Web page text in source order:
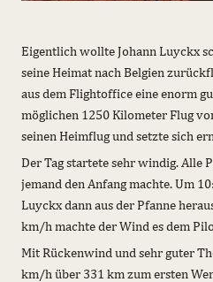
Eigentlich wollte Johann Luyckx
seine Heimat nach Belgien
aus dem Flightoffice eine enorm
möglichen 1250 Kilometer Flug
seinen Heimflug und setzte sich
Der Tag startete sehr windig. Alle
jemand den Anfang machte. Um
Luyckx dann aus der Pfanne
km/h machte der Wind es dem
Mit Rückenwind und sehr guter
km/h über 331 km zum ersten